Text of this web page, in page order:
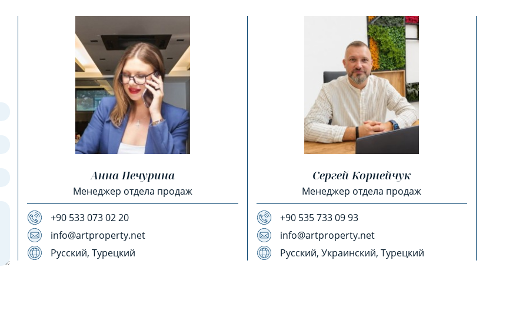
Анна Печурина
Менеджер отдела продаж
+90 533 073 02 20
info@artproperty.net
Русский, Турецкий
Сергей Корнейчук
Менеджер отдела продаж
+90 535 733 09 93
info@artproperty.net
Русский, Украинский, Турецкий